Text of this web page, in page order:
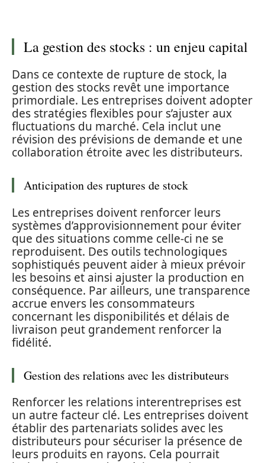
La gestion des stocks : un enjeu capital
Dans ce contexte de rupture de stock, la
gestion des stocks revêt une importance
primordiale. Les entreprises doivent adopter
des stratégies flexibles pour s’ajuster aux
fluctuations du marché. Cela inclut une
révision des prévisions de demande et une
collaboration étroite avec les distributeurs.
Anticipation des ruptures de stock
Les entreprises doivent renforcer leurs
systèmes d’approvisionnement pour éviter
que des situations comme celle-ci ne se
reproduisent. Des outils technologiques
sophistiqués peuvent aider à mieux prévoir
les besoins et ainsi ajuster la production en
conséquence. Par ailleurs, une transparence
accrue envers les consommateurs
concernant les disponibilités et délais de
livraison peut grandement renforcer la
fidélité.
Gestion des relations avec les distributeurs
Renforcer les relations interentreprises est
un autre facteur clé. Les entreprises doivent
établir des partenariats solides avec les
distributeurs pour sécuriser la présence de
leurs produits en rayons. Cela pourrait